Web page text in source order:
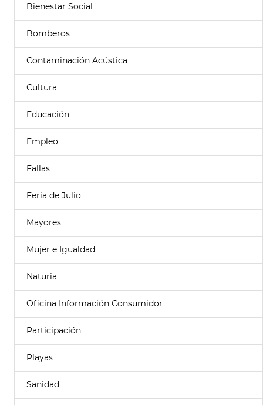
Bienestar Social
Bomberos
Contaminación Acústica
Cultura
Educación
Empleo
Fallas
Feria de Julio
Mayores
Mujer e Igualdad
Naturia
Oficina Información Consumidor
Participación
Playas
Sanidad